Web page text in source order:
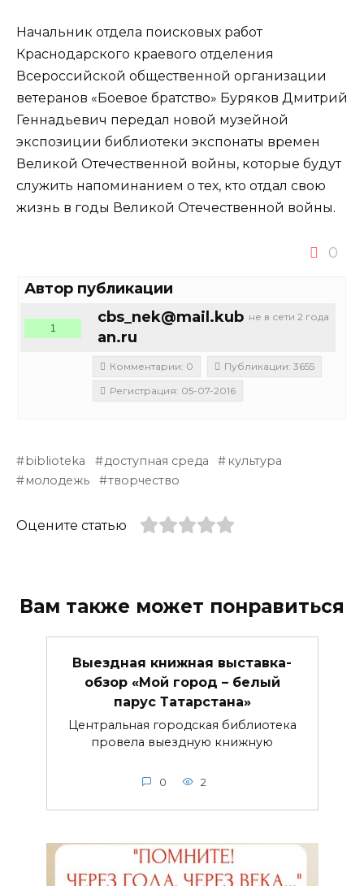
Начальник отдела поисковых работ
Краснодарского краевого отделения
Всероссийской общественной организации
ветеранов «Боевое братство» Буряков Дмитрий
Геннадьевич передал новой музейной
экспозиции библиотеки экспонаты времен
Великой Отечественной войны, которые будут
служить напоминанием о тех, кто отдал свою
жизнь в годы Великой Отечественной войны.
0
Автор публикации
не в сети 2 года
cbs_nek@mail.kub
an.ru
1
Комментарии: 0
Публикации: 3655
Регистрация: 05-07-2016
biblioteka доступная среда
культура
молодежь
творчество
Оцените статью
Вам также может понравиться
Выездная книжная выставка-
обзор «Мой город – белый
парус Татарстана»
Центральная городская библиотека
провела выездную книжную
0 2